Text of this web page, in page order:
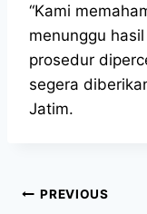
“Kami
menunggu
prosedur
segera
Jatim.
PREVIOUS